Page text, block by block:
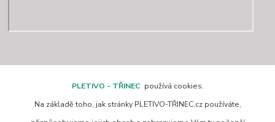
PLETIVO - TŘINEC používá cookies.
Na základě toho, jak stránky PLETIVO-TŘINEC.cz používáte,